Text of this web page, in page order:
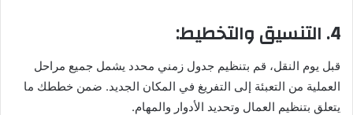
4. التنسيق والتخطيط:
قبل يوم النقل، قم بتنظيم جدول زمني محدد يشمل جميع مراحل
العملية من التعبئة إلى التفريغ في المكان الجديد. ضمن خططك ما
يتعلق بتنظيم العمال وتحديد الأدوار والمهام.